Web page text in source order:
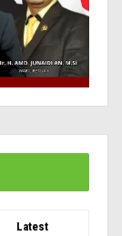
Latest